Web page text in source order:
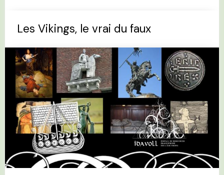
Les Vikings, le vrai du faux